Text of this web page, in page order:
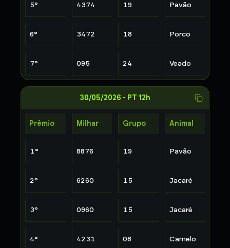
5° 4374 19 Pavão
6° 3472 18 Porco
7° 095 24 Veado
30/05/2026 - PT 12h
Prêmio Milhar Grupo Animal
1° 8876 19 Pavão
2° 6260 15 Jacaré
3° 0960 15 Jacaré
4° 4231 08 Camelo